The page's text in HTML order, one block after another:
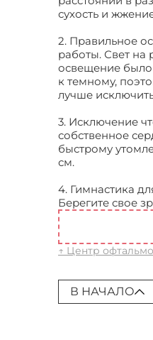
сухость и
2. Правильное
работы. Свет
освещение было
к темному,
лучше
3. Исключение
собственное
быстрому
см.
4. Гимнастика
Берегите свое
↑ Центр
В НАЧАЛО